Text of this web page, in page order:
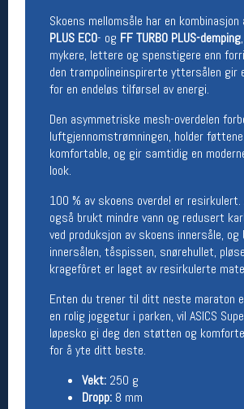
Skoens mellomsåle har en kombinasjon
PLUS ECO- og FF TURBO PLUS-demping
mykere, lettere og spenstigere enn
den trampolineinspirerte yttersålen
for en endeløs tilførsel av energi.
Den asymmetriske mesh-overdelen
luftgjennomstrømningen, holder
komfortable, og gir samtidig en
look.
100 % av skoens overdel er
også brukt mindre vann og redusert
ved produksjon av skoens innersåle, og
innersålen, tåspissen, snørehullet,
kragefôret er laget av resirkulerte
Enten du trener til ditt neste maraton
en rolig joggetur i parken, vil ASICS
løpesko gi deg den støtten og
for å yte ditt beste.
Vekt: 250 g
Dropp: 8 mm
Team Oslo Sportslager
Magasinet
Medlemstilbud og aktiviteter
MELD DEG INN GRATIS
Åpningstider verkstedet
Man-Fredag:
11-18
Lørdag:
For å bestille time må du logge inn i
nettbutikken og trykke på den nederste
linjen
Betingelser
Salgsbetingelser
Personsvernerklæring
Informasjonskapsler
Org. nr: 976754360